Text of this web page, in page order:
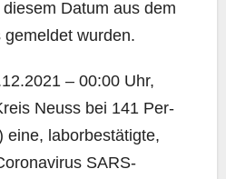
Datum aus dem
wurden.
– 00:00 Uhr,
Neuss bei 141 Per­
eine, labor­be­stä­tig­te,
SARS-